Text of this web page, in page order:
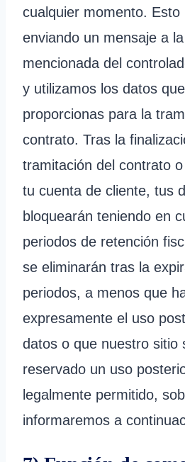
cualquier momento. Esto
enviando un mensaje a
mencionada del
y utilizamos los datos
proporcionas para la
contrato. Tras la
tramitación del contrato
tu cuenta de cliente, tus
bloquearán teniendo en
periodos de retención
se eliminarán tras la
periodos, a menos que
expresamente el uso
datos o que nuestro sitio
reservado un uso
legalmente permitido,
informaremos a